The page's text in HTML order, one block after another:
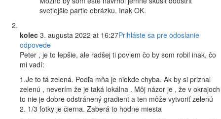
svetlejšie partie obrázku. Inak OK.
kolec 3. augusta 2022 at 16:27Prihláste sa pre odoslanie
odpovede
Peter , je to lepšie, ale radšej ti poviem čo by som robil inak, čo
mi vadí:
1.Je to tá zelená. Podľa mňa je niekde chyba. Ak by si priznal
zelenú , neverím že je taká lokálna . Môj názor je , že v okrajoch
to nie je dobre odstránený gradient a ten môže vytvoriť zelenú
2. 1/3 fotky je čierna. Zaberá to hodne miesta